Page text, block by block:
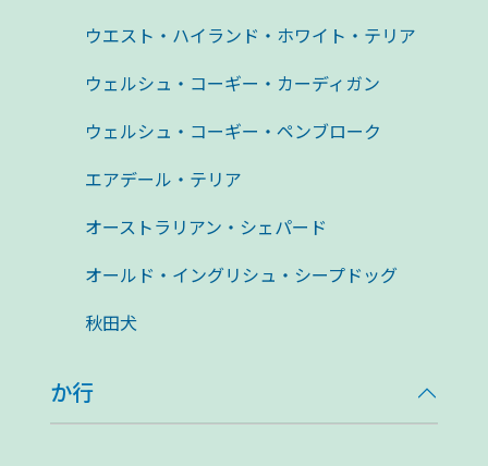
ウエスト・ハイランド・ホワイト・テリア
ウェルシュ・コーギー・カーディガン
ウェルシュ・コーギー・ペンブローク
エアデール・テリア
オーストラリアン・シェパード
オールド・イングリシュ・シープドッグ
秋田犬
か行